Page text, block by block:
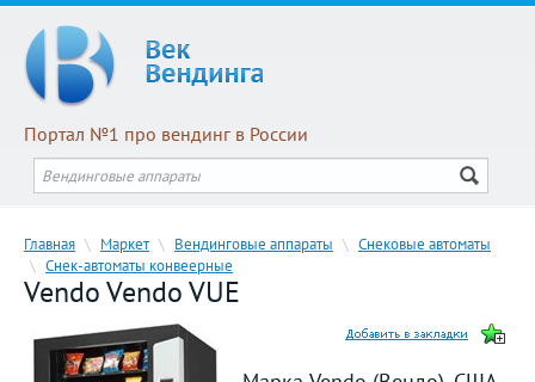
Портал №1 про вендинг в России
Главная \ Маркет \ Вендинговые аппараты \ Снековые автоматы
\ Снек-автоматы конвеерные
Vendo Vendo VUE